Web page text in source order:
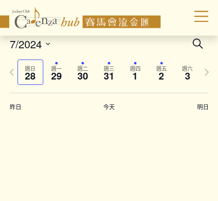
and
Search
7/2024
Select
date.週日
28 週一
29 週二
30 週三
31 週四
1 週五
2 週六
3
Previous
week
Next
昨日 今天 明日